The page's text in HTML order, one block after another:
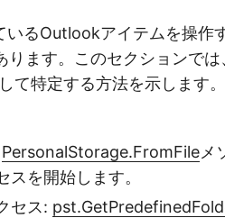
いるOutlookアイテムを操作
ります。このセクションで
て特定する方法を示します
PersonalStorage.FromFileメ
を開始します。
セス: